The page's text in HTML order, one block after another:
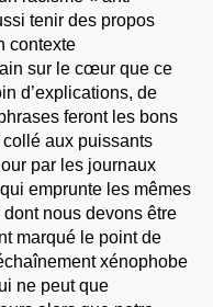
tenir des propos
contexte
sur le cœur que ce
d’explications, de
feront les bons
aux puissants
par les journaux
emprunte les mêmes
nous devons être
marqué le point de
xénophobe
ne peut que